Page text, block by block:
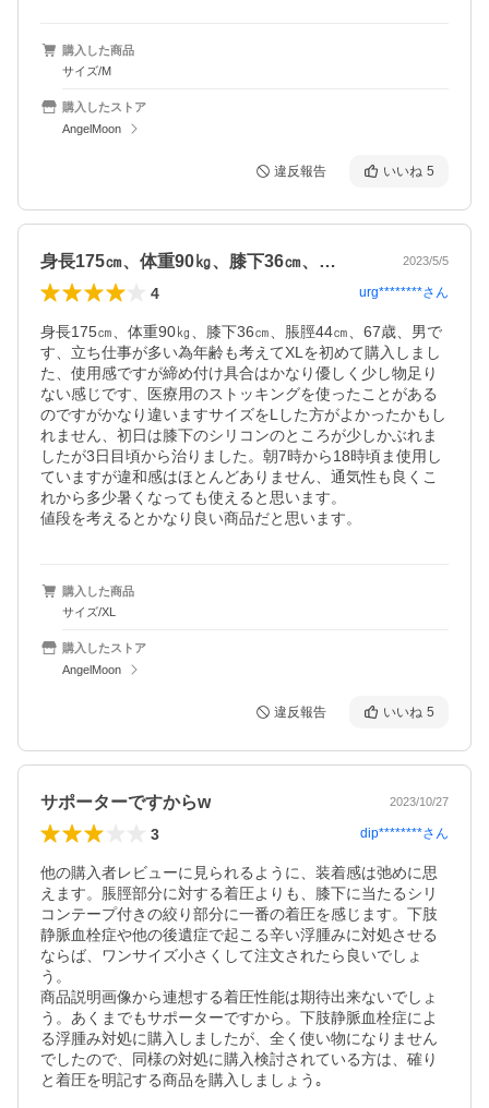
購入した商品
サイズ/M
購入したストア
AngelMoon
違反報告 いいね 5
身長175㎝、体重90㎏、膝下36㎝、… 2023/5/5
4 urg********さん
身長175㎝、体重90㎏、膝下36㎝、脹脛44㎝、67歳、男で
す、立ち仕事が多い為年齢も考えてXLを初めて購入しまし
た、使用感ですが締め付け具合はかなり優しく少し物足り
ない感じです、医療用のストッキングを使ったことがある
のですがかなり違いますサイズをLした方がよかったかもし
れません、初日は膝下のシリコンのところが少しかぶれま
したが3日目頃から治りました。朝7時から18時頃ま使用し
ていますが違和感はほとんどありません、通気性も良くこ
れから多少暑くなっても使えると思います。
値段を考えるとかなり良い商品だと思います。
購入した商品
サイズ/XL
購入したストア
AngelMoon
違反報告 いいね 5
サポーターですからw 2023/10/27
3 dip********さん
他の購入者レビューに見られるように、装着感は弛めに思
えます。脹脛部分に対する着圧よりも、膝下に当たるシリ
コンテープ付きの絞り部分に一番の着圧を感じます。下肢
静脈血栓症や他の後遺症で起こる辛い浮腫みに対処させる
ならば、ワンサイズ小さくして注文されたら良いでしょ
う。
商品説明画像から連想する着圧性能は期待出来ないでしょ
う。あくまでもサポーターですから。下肢静脈血栓症によ
る浮腫み対処に購入しましたが、全く使い物になりません
でしたので、同様の対処に購入検討されている方は、確り
と着圧を明記する商品を購入しましょう｡